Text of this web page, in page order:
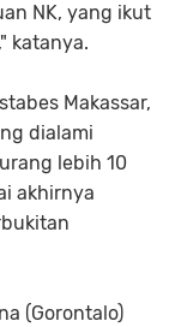
NK, yang ikut
katanya.
Makassar,
dialami
lebih 10
akhirnya
(Gorontalo)